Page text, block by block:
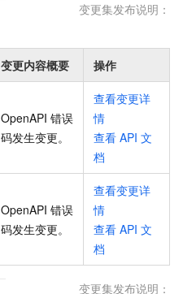
变更集发布说明：
变更内容概要 操作
OpenAPI 错误
码发生变更。
查看变更详
情
查看 API 文
档
OpenAPI 错误
码发生变更。
查看变更详
情
查看 API 文
档
变更集发布说明：